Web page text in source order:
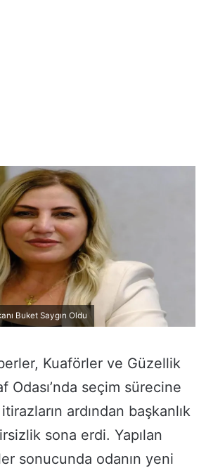
Buket Saygın Oldu
Kuaförler ve Güzellik
Odası’nda seçim sürecine
ardından başkanlık
sona erdi. Yapılan
sonucunda odanın yeni